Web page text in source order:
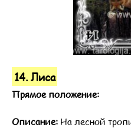
14. Лиса
Прямое положение:
Описание: На лесной